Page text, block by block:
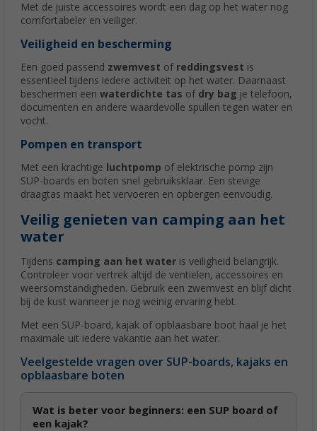
Met de juiste accessoires wordt een dag op het water nog
comfortabeler en veiliger.
Veiligheid en bescherming
Een goed passend zwemvest of reddingsvest is
essentieel tijdens iedere activiteit op het water. Daarnaast
beschermen een waterdichte tas of dry bag je telefoon,
documenten en andere waardevolle spullen tegen water en
vocht.
Pompen en transport
Met een krachtige luchtpomp of elektrische pomp zijn
SUP-boards en boten snel gebruiksklaar. Een stevige
draagtas maakt het vervoeren en opbergen eenvoudig.
Veilig genieten van camping aan het
water
Tijdens camping aan het water is veiligheid belangrijk.
Controleer voor vertrek altijd de ventielen, accessoires en
weersomstandigheden. Gebruik een zwemvest en blijf dicht
bij de kust wanneer je nog weinig ervaring hebt.
Met een SUP-board, kajak of opblaasbare boot haal je het
maximale uit iedere vakantie aan het water.
Veelgestelde vragen over SUP-boards, kajaks en
opblaasbare boten
Wat is beter voor beginners: een SUP board of
een kajak?